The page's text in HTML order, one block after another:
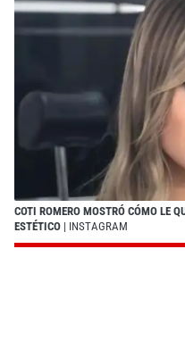
COTI ROMERO MOSTRÓ CÓMO LE
ESTÉTICO | INSTAGRAM